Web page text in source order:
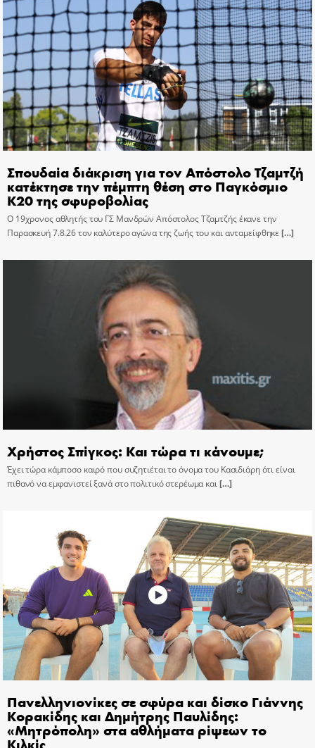
Σπουδαία διάκριση για τον Απόστολο Τζαμτζή
κατέκτησε την πέμπτη θέση στο Παγκόσμιο
Κ20 της σφυροβολίας
Ο 19χρονος αθλητής του ΓΣ Μανδρών Απόστολος Τζαμτζής έκανε την
Παρασκευή 7.8.26 τον καλύτερο αγώνα της ζωής του και ανταμείφθηκε[…]
Χρήστος Σπίγκος: Και τώρα τι κάνουμε;
Έχει τώρα κάμποσο καιρό που συζητιέται το όνομα του Κασιδιάρη ότι είναι
πιθανό να εμφανιστεί ξανά στο πολιτικό στερέωμα και[…]
Πανελληνιονίκες σε σφύρα και δίσκο Γιάννης
Κορακίδης και Δημήτρης Παυλίδης:
«Μητρόπολη» στα αθλήματα ρίψεων το
Κιλκίς